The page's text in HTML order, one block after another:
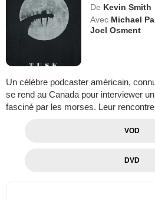
De Kevin Smith
Avec Michael
Joel Osment
Un célèbre podcaster américain,
se rend au Canada pour interviewer
fasciné par les morses. Leur
VOD
DVD